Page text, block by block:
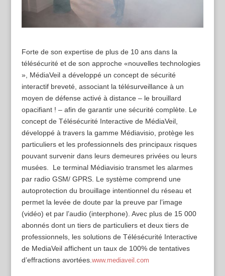
Forte de son expertise de plus de 10 ans dans la
télésécurité et de son approche «nouvelles technologies
», MédiaVeil a développé un concept de sécurité
interactif breveté, associant la télésurveillance à un
moyen de défense activé à distance – le brouillard
opacifiant ! – afin de garantir une sécurité complète. Le
concept de Télésécurité Interactive de MédiaVeil,
développé à travers la gamme Médiavisio, protège les
particuliers et les professionnels des principaux risques
pouvant survenir dans leurs demeures privées ou leurs
musées. Le terminal Médiavisio transmet les alarmes
par radio GSM/ GPRS. Le système comprend une
autoprotection du brouillage intentionnel du réseau et
permet la levée de doute par la preuve par l’image
(vidéo) et par l’audio (interphone). Avec plus de 15 000
abonnés dont un tiers de particuliers et deux tiers de
professionnels, les solutions de Télésécurité Interactive
de MediaVeil affichent un taux de 100% de tentatives
d’effractions avortées.www.mediaveil.com